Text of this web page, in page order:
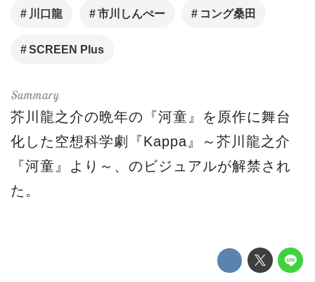
川口龍 市川しんぺー コング桑田
SCREEN Plus
芥川龍之介の晩年の『河童』を原作に舞台
化した空想科学劇『Kappa』～芥川龍之介
『河童』より～、のビジュアルが解禁され
た。